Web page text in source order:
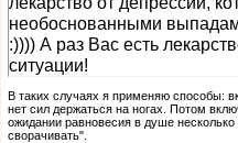
необоснованными
:)))) А раз Вас есть
ситуации!
В таких случаях я применяю способы:
нет сил держаться на ногах. Потом
ожидании равновесия в душе
сворачивать".